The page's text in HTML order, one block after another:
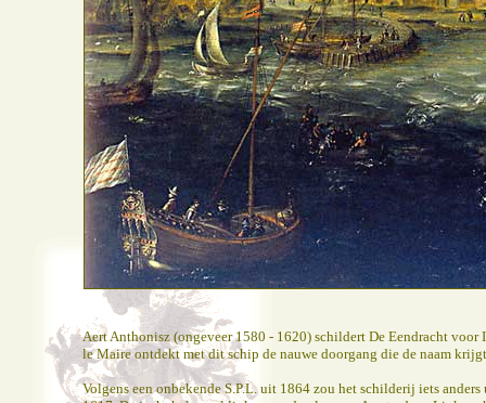
Aert Anthonisz (ongeveer 1580 - 1620) schildert De Eendracht
le Maire ontdekt met dit schip de nauwe doorgang die de naam
Volgens een onbekende S.P.L. uit 1864 zou het schilderij iets